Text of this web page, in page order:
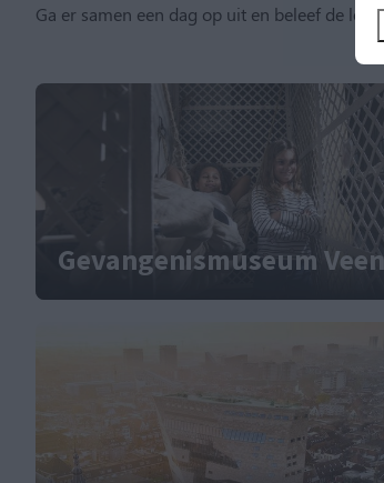
Ga er samen een dag op uit en beleef de
Gevangenismuseum